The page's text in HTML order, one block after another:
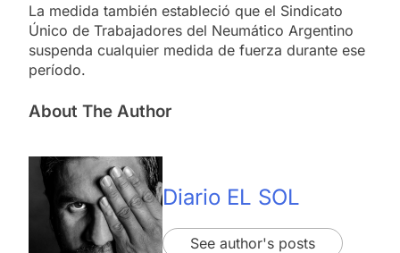
La medida también estableció que el Sindicato
Único de Trabajadores del Neumático Argentino
suspenda cualquier medida de fuerza durante ese
período.
About The Author
Diario EL SOL
See author's posts